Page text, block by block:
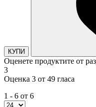
КУПИ
Оценете продуктите от
3
Оценка 3 от 49 гласа
1 - 6 от 6